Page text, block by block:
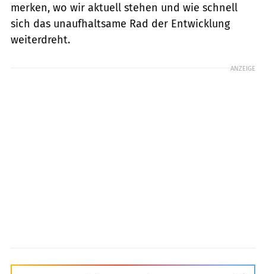
merken, wo wir aktuell stehen und wie schnell
sich das unaufhaltsame Rad der Entwicklung
weiterdreht.
ANZEIGE